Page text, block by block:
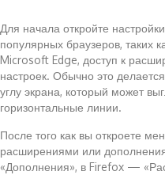
Для начала откройте
популярных браузеров, таких
Microsoft Edge, доступ к
настроек. Обычно это
углу экрана, который может
горизонтальные линии.
После того как вы откроете
расширениями или
«Дополнения», в Firefox —